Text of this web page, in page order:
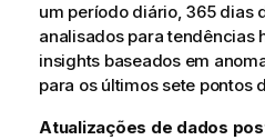
um período diário, 365 dias
analisados para tendências
insights baseados em
para os últimos sete pontos
Atualizações de dados